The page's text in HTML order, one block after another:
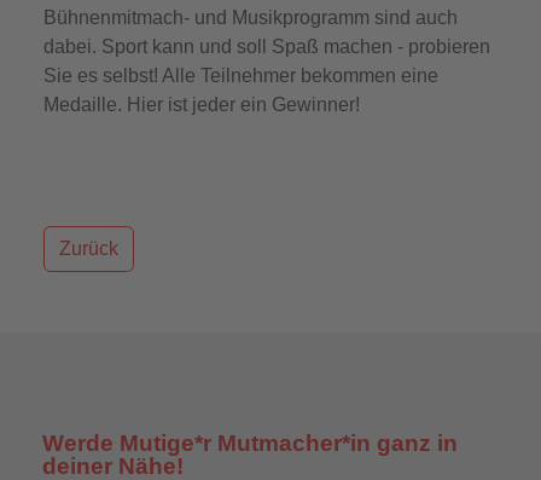
Bühnenmitmach- und Musikprogramm sind auch
dabei. Sport kann und soll Spaß machen - probieren
Sie es selbst! Alle Teilnehmer bekommen eine
Medaille. Hier ist jeder ein Gewinner!
Zurück
Werde Mutige*r Mutmacher*in ganz in
deiner Nähe!